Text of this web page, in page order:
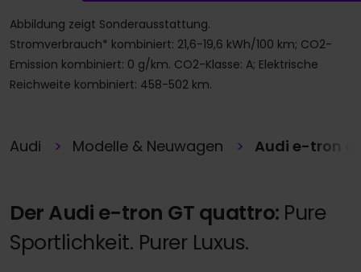
Abbildung zeigt Sonderausstattung.
Stromverbrauch* kombiniert: 21,6-19,6 kWh/100 km; CO2-
Emission kombiniert: 0 g/km. CO2-Klasse: A; Elektrische
Reichweite kombiniert: 458-502 km.
Audi Modelle & Neuwagen Audi e-tron
Der Audi e-tron GT quattro: Pure
Sportlichkeit. Purer Luxus.